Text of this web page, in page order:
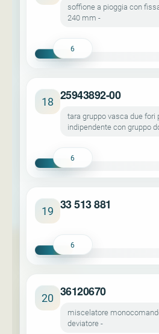
soffione a pioggia con
240 mm -
6
18 25943892-00
tara gruppo vasca due fori
indipendente con gruppo
6
19 33 513 881
6
20 36120670
miscelatore
deviatore -